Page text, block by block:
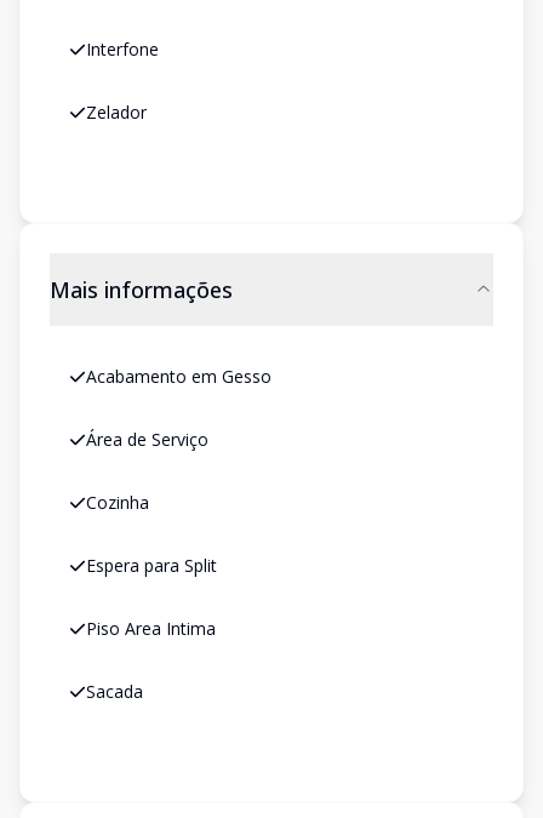
Interfone
Zelador
Mais informações
Acabamento em Gesso
Área de Serviço
Cozinha
Espera para Split
Piso Area Intima
Sacada